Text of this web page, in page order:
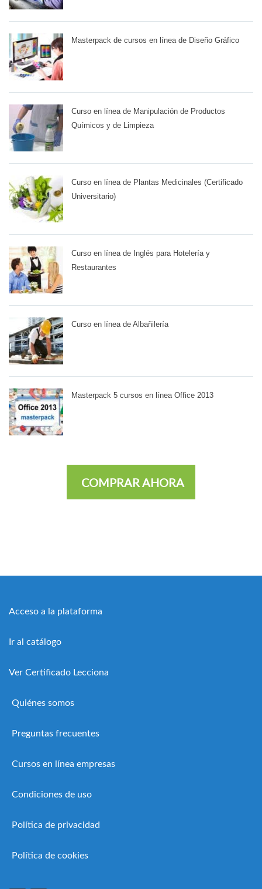
Masterpack de cursos en línea de Diseño Gráfico
Curso en línea de Manipulación de Productos
Químicos y de Limpieza
Curso en línea de Plantas Medicinales (Certificado
Universitario)
Curso en línea de Inglés para Hotelería y
Restaurantes
Curso en línea de Albañilería
Masterpack 5 cursos en línea Office 2013
COMPRAR AHORA
Acceso a la plataforma
Ir al catálogo
Ver Certificado Lecciona
Quiénes somos
Preguntas frecuentes
Cursos en línea empresas
Condiciones de uso
Política de privacidad
Política de cookies